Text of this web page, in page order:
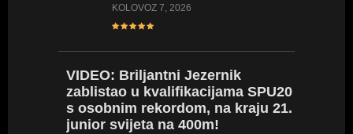
KOLOVOZ 7, 2026
VIDEO: Briljantni Jezernik
zablistao u kvalifikacijama SPU20
s osobnim rekordom, na kraju 21.
junior svijeta na 400m!